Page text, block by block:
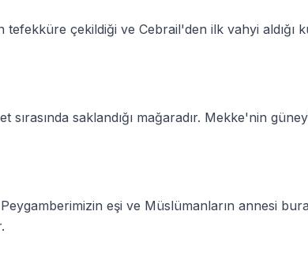
tefekküre çekildiği ve Cebrail'den ilk vahyi aldığı
saklandığı mağaradır. Mekke'nin
eşi ve Müslümanların annesi